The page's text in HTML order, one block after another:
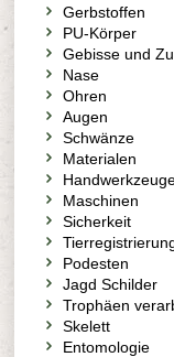
Gerbstoffen
PU-Körper
Gebisse und
Nase
Ohren
Augen
Schwänze
Materialen
Maschinen
Sicherkeit
Podesten
Jagd Schilder
Trophäen
Skelett
Entomologie